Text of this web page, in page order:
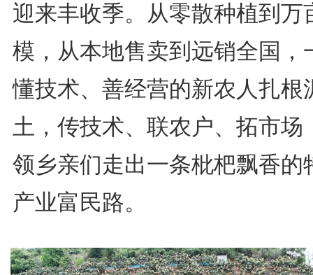
迎来丰收季。从零散种植到万
模，从本地售卖到远销全国，
懂技术、善经营的新农人扎根
土，传技术、联农户、拓市场
领乡亲们走出一条枇杷飘香的
产业富民路。